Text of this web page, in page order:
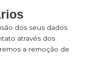
dos seus dados
através dos
a remoção de